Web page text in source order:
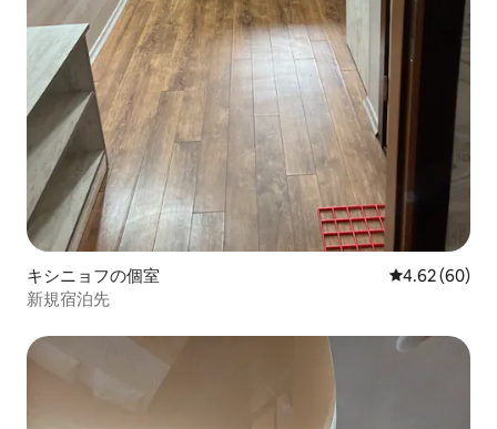
キシニョフの個室 レビュー60
4.62 (60)
新規宿泊先